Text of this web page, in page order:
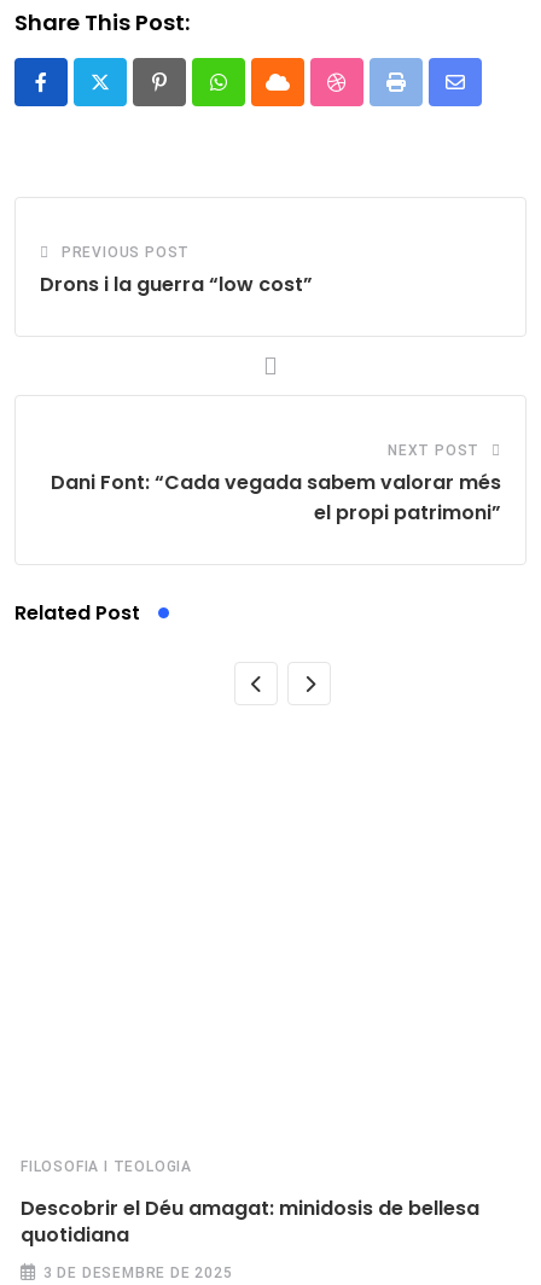
Share This Post:
PinterestWhatsapp
Cloud StumbleUpon
Print
Share
PREVIOUS POST
Drons i la guerra “low cost”
NEXT POST
Dani Font: “Cada vegada sabem valorar més
el propi patrimoni”
Related Post
FILOSOFIA I TEOLOGIA
Descobrir el Déu amagat: minidosis de bellesa
quotidiana
3 DE DESEMBRE DE 2025